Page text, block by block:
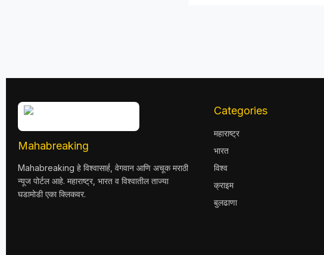
Mahabreaking
Mahabreaking हे विश्वासार्ह, वेगवान आणि अचूक मराठी
न्यूज पोर्टल आहे. महाराष्ट्र, भारत व विश्वातील ताज्या
घडामोडी एका क्लिकवर.
Categories
महाराष्ट्र
भारत
विश्व
क्राइम
बुलढाणा